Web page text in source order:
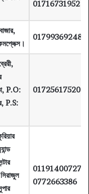
01716731952
01799369248
P.O:
P.S:
01725617520
01191400727
0772663386